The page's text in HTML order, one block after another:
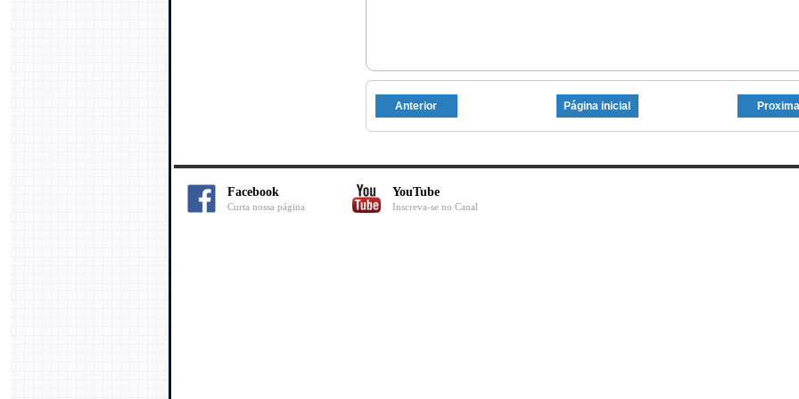
Anterior Proxima
Página inicial
Facebook
Curta nossa página
YouTube
Inscreva-se no Canal